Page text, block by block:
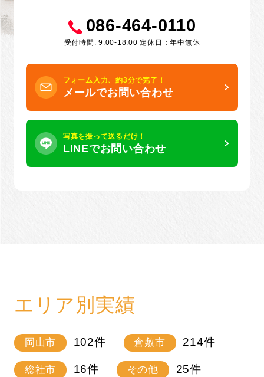
086-464-0110
受付時間: 9:00-18:00 定休日：年中無休
フォーム入力、約3分で完了！
メールでお問い合わせ
写真を撮って送るだけ！
LINEでお問い合わせ
エリア別実績
岡山市 102件 倉敷市 214件
総社市 16件 その他 25件